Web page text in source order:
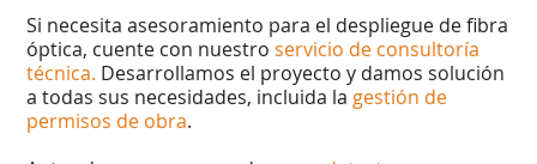
Si necesita asesoramiento para el despliegue de fibra
óptica, cuente con nuestroservicio de consultoría
técnica. Desarrollamos el proyecto y damos solución
a todas sus necesidades, incluida la gestión de
permisos de obra.